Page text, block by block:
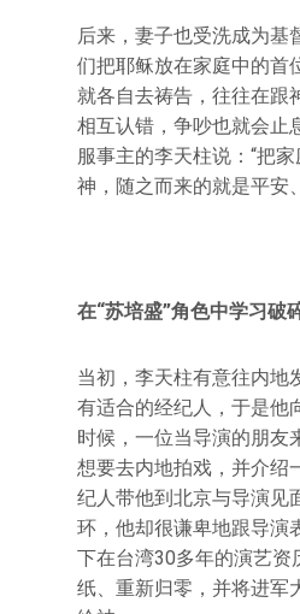
后来，妻子也受洗成为基
们把耶稣放在家庭中的首
就各自去祷告，往往在跟
相互认错，争吵也就会止
服事主的李天柱说：“把
神，随之而来的就是平安
在“苏培盛”角色中学习破
当初，李天柱有意往内地
有适合的经纪人，于是他
时候，一位当导演的朋友
想要去内地拍戏，并介绍
纪人带他到北京与导演见
环，他却很谦卑地跟导演
下在台湾30多年的演艺资
纸、重新归零，并将进军